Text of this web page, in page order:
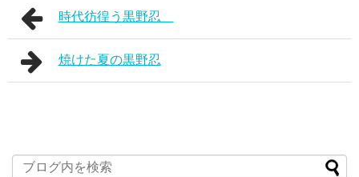
時代彷徨う黒野忍
焼けた夏の黒野忍